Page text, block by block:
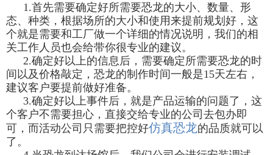
1.首先需要确定好所需要恐龙的大小、数量、形
态、种类，根据场所的大小和使用来提前规划好，这
个就是需要和工厂做一个详细的情况说明，我们的相
关工作人员也会给带你很专业的建议。
2.确定好以上的信息后，需要确定所需要恐龙的时
间以及价格敲定，恐龙的制作时间一般是15天左右，
建议客户要提前做好准备。
3.确定好以上事件后，就是产品运输的问题了，这
个客户不需要担心，直接交给专业的公司去包办即
可，而活动公司只需要把控好仿真恐龙的品质就可以
了。